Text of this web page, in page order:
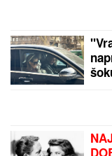
TAMARA ĐURIĆ
ZA BIVŠEG MUŽA
"Verujem da bi i
detalji
u